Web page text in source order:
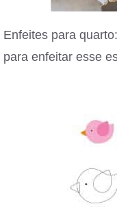
Enfeites para
para enfeitar esse